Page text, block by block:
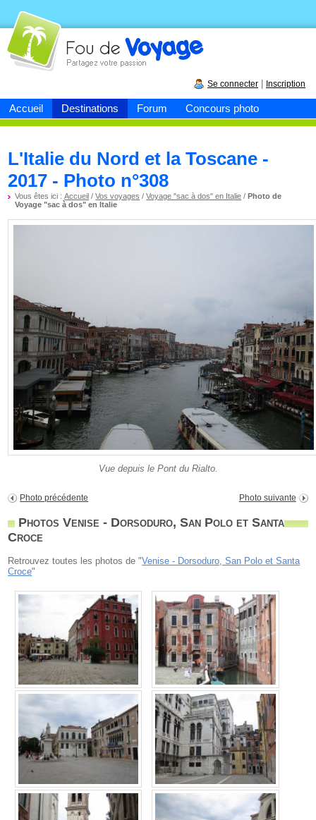
Accueil Destinations Forum Concours photo
Fou devoyage
Se connecter Inscription
L'Italie du Nord et la Toscane -
2017 - Photo n°308
Vous êtes ici :Accueil /Vos voyages /Voyage "sac à dos" en Italie /Photo de
Voyage "sac à dos" en Italie
Vue depuis le Pont du Rialto.
Photo précédente Photo suivante
Photos Venise - Dorsoduro, San Polo et Santa
Croce
Retrouvez toutes les photos de "Venise - Dorsoduro, San Polo et Santa
Croce"